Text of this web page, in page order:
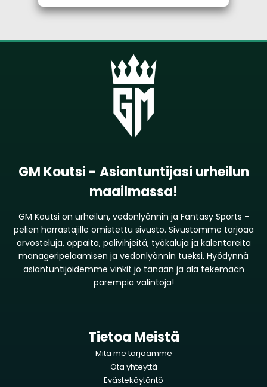
GM Koutsi - Asiantuntijasi urheilun
maailmassa!
GM Koutsi on urheilun, vedonlyönnin ja Fantasy Sports -
pelien harrastajille omistettu sivusto. Sivustomme tarjoaa
arvosteluja, oppaita, pelivihjeitä, työkaluja ja kalentereita
manageripelaamisen ja vedonlyönnin tueksi. Hyödynnä
asiantuntijoidemme vinkit jo tänään ja ala tekemään
parempia valintoja!
Tietoa Meistä
Mitä me tarjoamme
Ota yhteyttä
Evästekäytäntö